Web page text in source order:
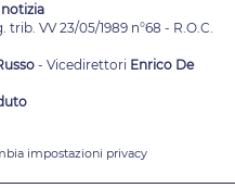
VV 23/05/1989 n°68 - R.O.C.
- Vicedirettori Enrico De
impostazioni privacy